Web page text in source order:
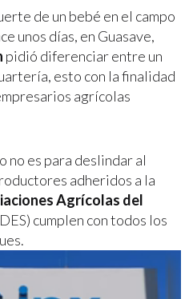
de un bebé en el campo
unos días, en Guasave,
pidió diferenciar entre un
esto con la finalidad
agrícolas
no es para deslindar al
adheridos a la
Agrícolas del
cumplen con todos los